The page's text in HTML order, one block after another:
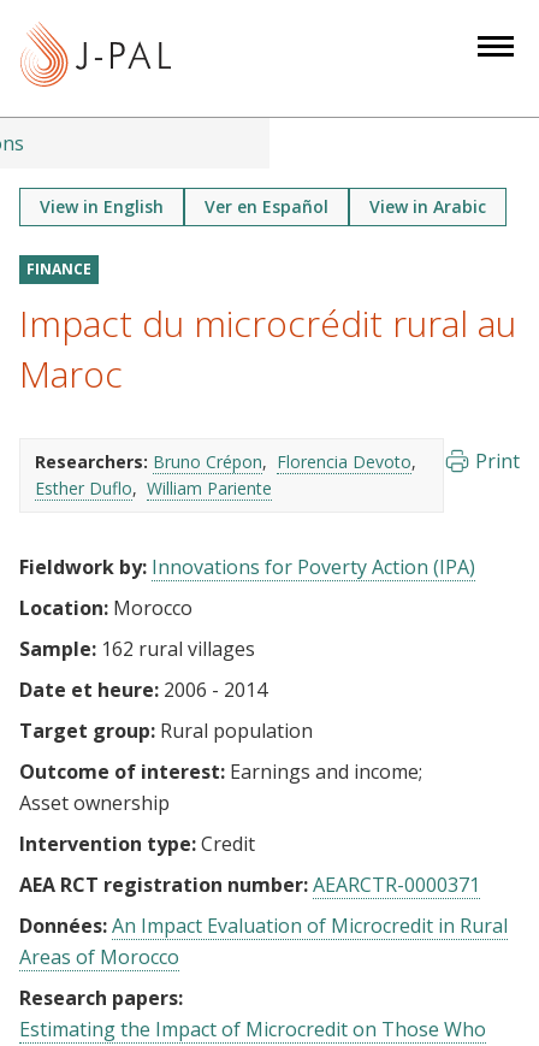
t
View in English Ver en Español View in Arabic
FINANCE
Impact du microcrédit rural au
Maroc
Researchers: Bruno Crépon
Florencia Devoto
Esther Duflo
William Pariente
Print
Fieldwork by: Innovations for Poverty Action (IPA)
Location: Morocco
Sample: 162 rural villages
Date et heure: 2006 - 2014
Target group: Rural population
Outcome of interest: Earnings and income
Asset ownership
Intervention type:Credit
AEA RCT registration number:AEARCTR-0000371
Données:An Impact Evaluation of Microcredit in Rural
Areas of Morocco
Research papers:
Estimating the Impact of Microcredit on Those Who